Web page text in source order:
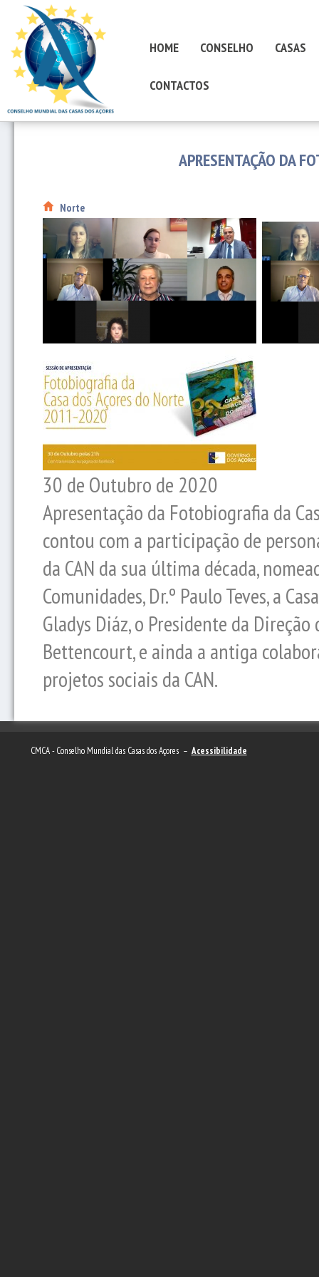
HOME CONSELHO CASAS
CONTACTOS
APRESENTAÇÃO DA
Norte
30 de Outubro de 2020
Apresentação da Fotobiografia da
contou com a participação de
da CAN da sua última década,
Comunidades, Dr.º Paulo Teves, a
Gladys Diáz, o Presidente da Direção
Bettencourt, e ainda a antiga
projetos sociais da CAN.
CMCA - Conselho Mundial das Casas dos Açores – Acessibilidade